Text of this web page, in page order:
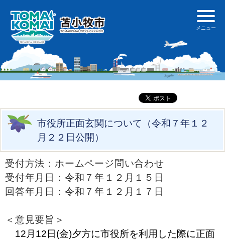
市役所正面玄関について（令和７年１２
月２２日公開）
受付方法：ホームページ問い合わせ
受付年月日：令和７年１２月１５日
回答年月日：令和７年１２月１７日
＜意見要旨＞
12月12日(金)夕方に市役所を利用した際に正面